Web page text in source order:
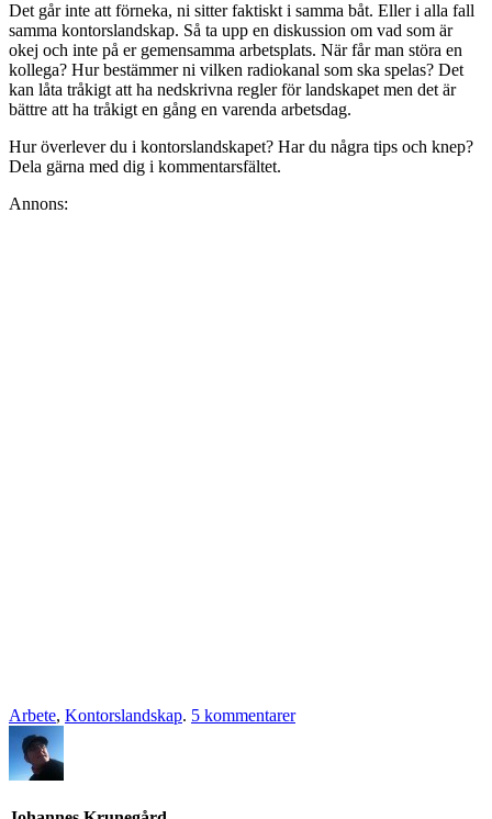
Det går inte att förneka, ni sitter faktiskt i samma båt. Eller i alla fall
samma kontorslandskap. Så ta upp en diskussion om vad som är
okej och inte på er gemensamma arbetsplats. När får man störa en
kollega? Hur bestämmer ni vilken radiokanal som ska spelas? Det
kan låta tråkigt att ha nedskrivna regler för landskapet men det är
bättre att ha tråkigt en gång en varenda arbetsdag.
Hur överlever du i kontorslandskapet? Har du några tips och knep?
Dela gärna med dig i kommentarsfältet.
Annons:
Arbete, Kontorslandskap. 5 kommentarer